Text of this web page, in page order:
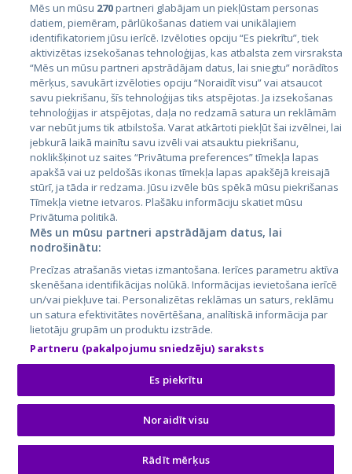
Valstis
Igaunija
Latvija
Lietuva
City24.lv
City24.ee
GetaPro.lv
GetaPro.ee
Skelbiu.lt
Autoplius.lt
Aruodas.lt
Kainos.lt
Paslaugos.lt
auto24.ee
KV.ee
Osta.ee
KuldneBörs.ee
Mēs un mūsu 270partneri glabājam un piekļūstam personas
datiem, piemēram, pārlūkošanas datiem vai unikālajiem
identifikatoriem jūsu ierīcē. Izvēloties opciju “Es piekrītu”, tiek
aktivizētas izsekošanas tehnoloģijas, kas atbalsta zem virsraksta
“Mēs un mūsu partneri apstrādājam datus, lai sniegtu” norādītos
mērķus, savukārt izvēloties opciju “Noraidīt visu” vai atsaucot
savu piekrišanu, šīs tehnoloģijas tiks atspējotas. Ja izsekošanas
tehnoloģijas ir atspējotas, daļa no redzamā satura un reklāmām
var nebūt jums tik atbilstoša. Varat atkārtoti piekļūt šai izvēlnei, lai
jebkurā laikā mainītu savu izvēli vai atsauktu piekrišanu,
noklikšķinot uz saites “Privātuma preferences” tīmekļa lapas
apakšā vai uz peldošās ikonas tīmekļa lapas apakšējā kreisajā
stūrī, ja tāda ir redzama. Jūsu izvēle būs spēkā mūsu piekrišanas
Tīmekļa vietne ietvaros. Plašāku informāciju skatiet mūsu
Privātuma politikā.
Mēs un mūsu partneri apstrādājam datus, lai
nodrošinātu:
Precīzas atrašanās vietas izmantošana. Ierīces parametru aktīva
skenēšana identifikācijas nolūkā. Informācijas ievietošana ierīcē
un/vai piekļuve tai. Personalizētas reklāmas un saturs, reklāmu
un satura efektivitātes novērtēšana, analītiskā informācija par
lietotāju grupām un produktu izstrāde.
Partneru (pakalpojumu sniedzēju) saraksts
Es piekrītu
Noraidīt visu
Rādīt mērķus